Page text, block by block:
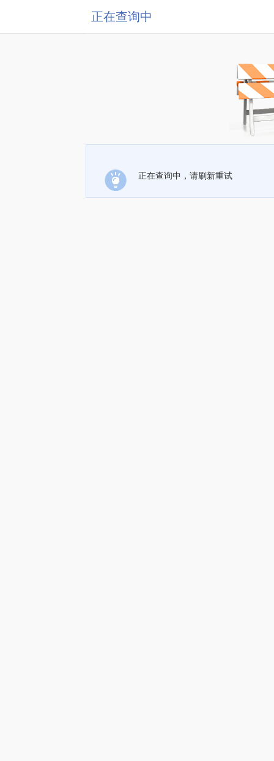
正在查询中
正在查询中，请刷新重试